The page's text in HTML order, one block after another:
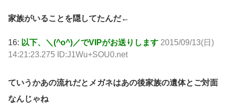
家族がいることを隠してたんだ←
16: 以下、＼(^o^)／でVIPがお送りします 2015/09/13(日)
14:21:23.275 ID:J1Wu+SOU0.net
ていうかあの流れだとメガネはあの後家族の遺体とご対面
なんじゃね